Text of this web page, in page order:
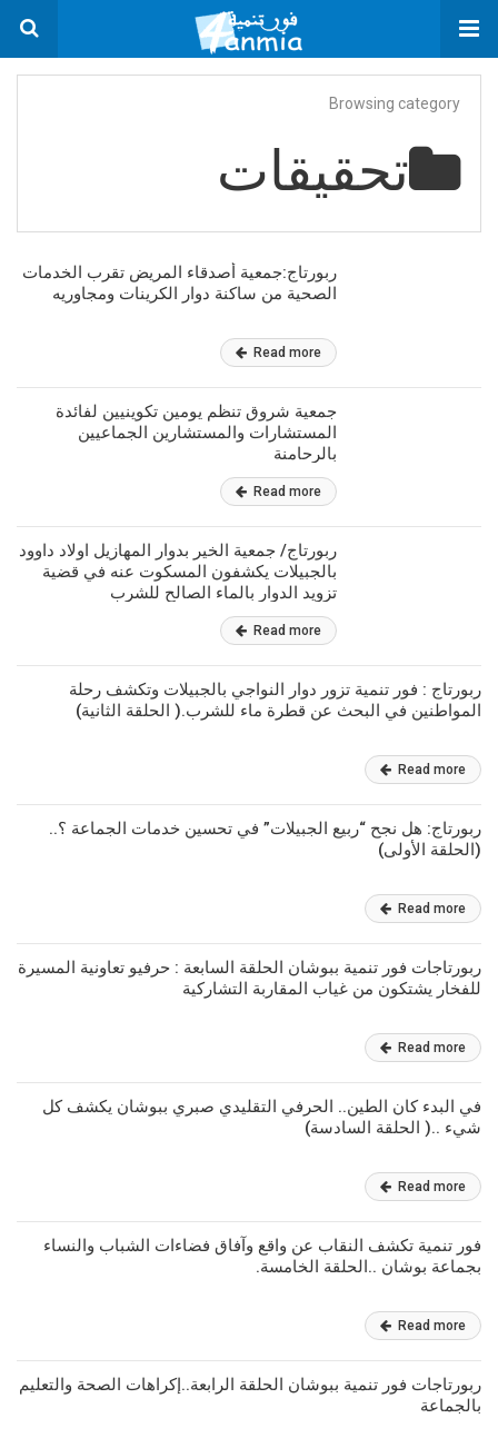
Browsing category
تحقيقات
ربورتاج:جمعية أصدقاء المريض تقرب الخدمات
الصحية من ساكنة دوار الكرينات ومجاوريه
Read more
جمعية شروق تنظم يومين تكوينيين لفائدة
المستشارات والمستشارين الجماعيين
بالرحامنة
Read more
ربورتاج/ جمعية الخير بدوار المهازيل اولاد داوود
بالجبيلات يكشفون المسكوت عنه في قضية
تزويد الدوار بالماء الصالح للشرب
Read more
ربورتاج : فور تنمية تزور دوار النواجي بالجبيلات وتكشف رحلة
المواطنين في البحث عن قطرة ماء للشرب.( الحلقة الثانية)
Read more
ربورتاج: هل نجح “ربيع الجبيلات” في تحسين خدمات الجماعة ؟..
(الحلقة الأولى)
Read more
ربورتاجات فور تنمية ببوشان الحلقة السابعة : حرفيو تعاونية المسيرة
للفخار يشتكون من غياب المقاربة التشاركية
Read more
في البدء كان الطين.. الحرفي التقليدي صبري ببوشان يكشف كل
شيء ..( الحلقة السادسة)
Read more
فور تنمية تكشف النقاب عن واقع وآفاق فضاءات الشباب والنساء
بجماعة بوشان ..الحلقة الخامسة.
Read more
ربورتاجات فور تنمية ببوشان الحلقة الرابعة..إكراهات الصحة والتعليم
بالجماعة